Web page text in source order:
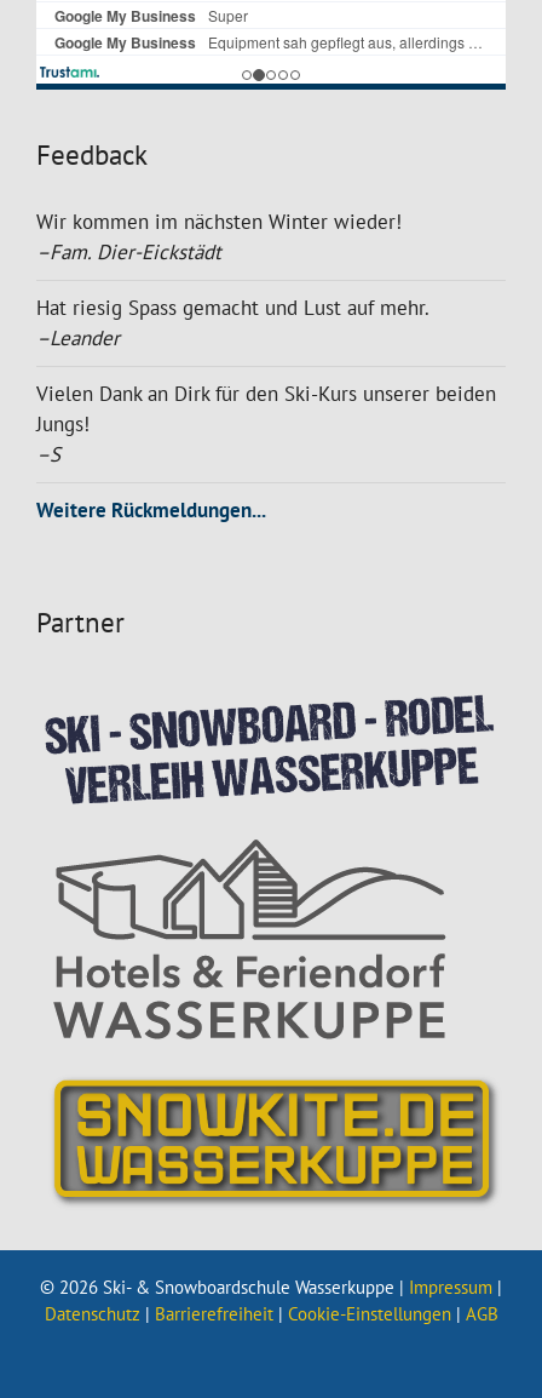
Feedback
Wir kommen im nächsten Winter wieder!
–Fam. Dier-Eickstädt
Hat riesig Spass gemacht und Lust auf mehr.
–Leander
Vielen Dank an Dirk für den Ski-Kurs unserer beiden
Jungs!
–S
Weitere Rückmeldungen...
Partner
© 2026 Ski- & Snowboardschule Wasserkuppe | Impressum |
Datenschutz | Barrierefreiheit| Cookie-Einstellungen| AGB